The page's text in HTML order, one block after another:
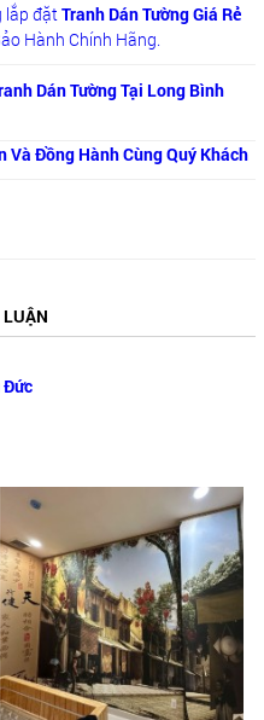
lắp đặt Tranh Dán Tường Giá Rẻ
Hành Chính Hãng.
Dán Tường Tại Long Bình
Và Đồng Hành Cùng Quý Khách
Đức